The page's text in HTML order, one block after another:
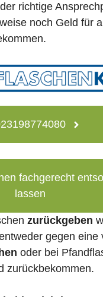
richtige
noch Geld für
fachgerecht
lassen
zurückgeben
gegen eine
oder bei
zurückbekommen.